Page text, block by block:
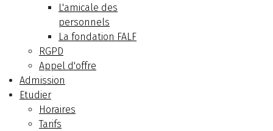
L'amicale des
personnels
La fondation FALF
RGPD
Appel d'offre
Admission
Etudier
Horaires
Tarifs